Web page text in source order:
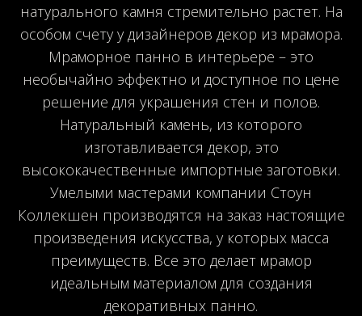
натурального камня стремительно растет. На
особом счету у дизайнеров декор из мрамора.
Мраморное панно в интерьере – это
необычайно эффектно и доступное по цене
решение для украшения стен и полов.
Натуральный камень, из которого
изготавливается декор, это
высококачественные импортные заготовки.
Умелыми мастерами компании Стоун
Коллекшен производятся на заказ настоящие
произведения искусства, у которых масса
преимуществ. Все это делает мрамор
идеальным материалом для создания
декоративных панно.